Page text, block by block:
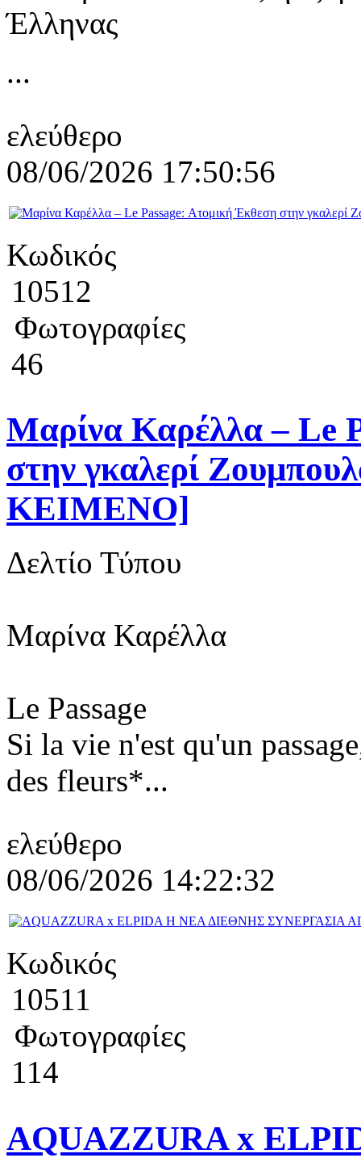
Έλληνας
...
ελεύθερο
08/06/2026 17:50:56
Κωδικός
10512
Φωτογραφίες
46
Μαρίνα Καρέλλα – Le
στην γκαλερί
ΚΕΙΜΕΝΟ]
Δελτίο Τύπου
Μαρίνα Καρέλλα
Le Passage
Si la vie n'est qu'un
des fleurs*...
ελεύθερο
08/06/2026 14:22:32
Κωδικός
10511
Φωτογραφίες
114
AQUAZZURA x